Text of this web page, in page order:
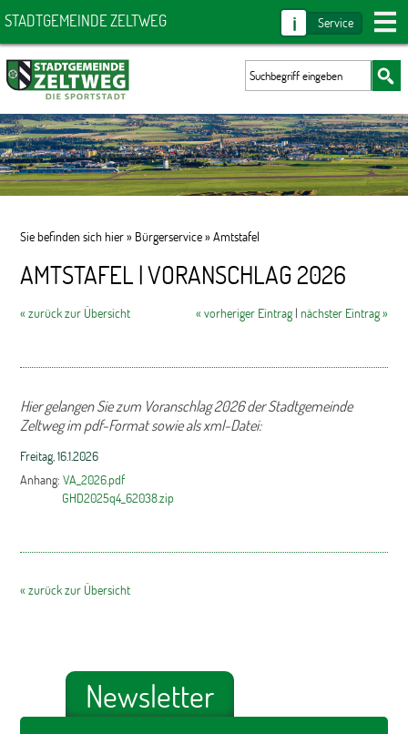
STADTGEMEINDE ZELTWEG i Service
Sie befinden sich hier » Bürgerservice»Amtstafel
AMTSTAFEL | VORANSCHLAG 2026
« zurück zur Übersicht « vorheriger Eintrag| nächster Eintrag »
Hier gelangen Sie zum Voranschlag 2026 der Stadtgemeinde
Zeltweg im pdf-Format sowie als xml-Datei:
Freitag, 16.1.2026
Anhang: VA_2026.pdf
GHD2025q4_62038.zip
« zurück zur Übersicht
Newsletter